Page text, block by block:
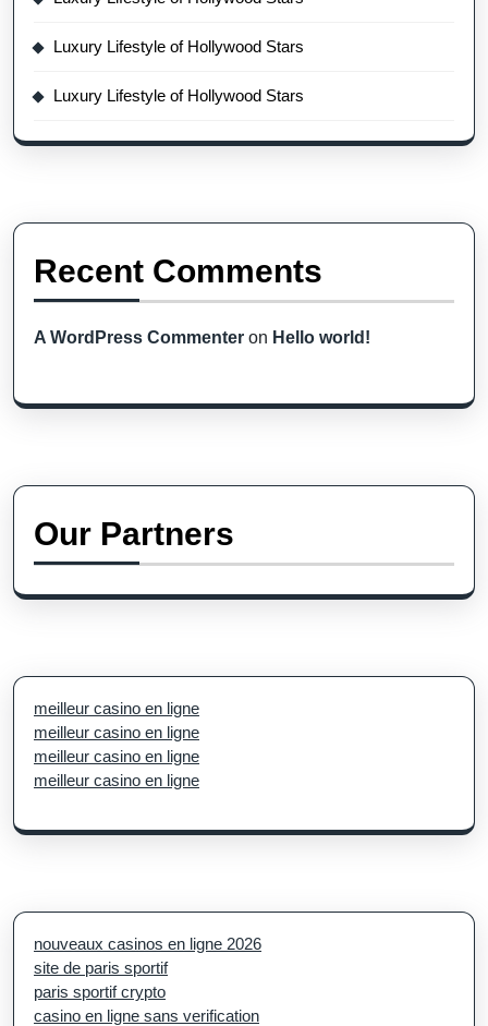
Luxury Lifestyle of Hollywood Stars
Luxury Lifestyle of Hollywood Stars
Recent Comments
A WordPress Commenter on Hello world!
Our Partners
meilleur casino en ligne
meilleur casino en ligne
meilleur casino en ligne
meilleur casino en ligne
nouveaux casinos en ligne 2026
site de paris sportif
paris sportif crypto
casino en ligne sans verification